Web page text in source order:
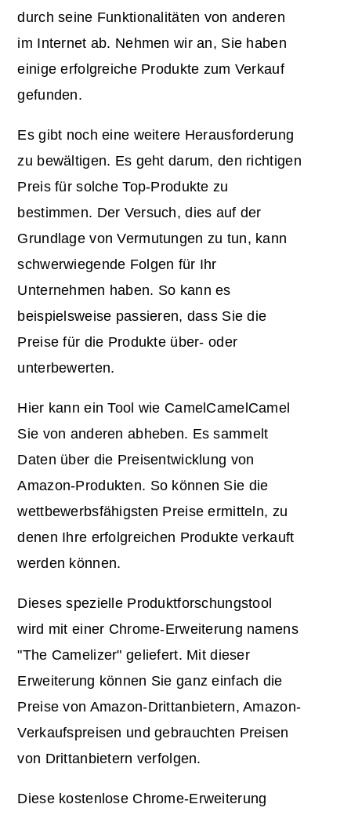
durch seine Funktionalitäten von anderen
im Internet ab. Nehmen wir an, Sie haben
einige erfolgreiche Produkte zum Verkauf
gefunden.
Es gibt noch eine weitere Herausforderung
zu bewältigen. Es geht darum, den richtigen
Preis für solcheTop-Produkte zu
bestimmen. Der Versuch, dies auf der
Grundlage von Vermutungen zu tun, kann
schwerwiegende Folgen für Ihr
Unternehmen haben. So kann es
beispielsweise passieren, dass Sie die
Preise für die Produkte über- oder
unterbewerten.
Hier kann ein Tool wie CamelCamelCamel
Sie von anderen abheben. Essammelt
Daten über die Preisentwicklung von
Amazon-Produkten. So können Sie die
wettbewerbsfähigsten Preise ermitteln, zu
denen Ihre erfolgreichen Produkteverkauft
werden können.
Dieses spezielle Produktforschungstool
wird mit einer Chrome-Erweiterung namens
"The Camelizer" geliefert. Mit dieser
Erweiterung können Sie ganz einfach die
Preise von Amazon-Drittanbietern, Amazon-
Verkaufspreisen und gebrauchten Preisen
von Drittanbietern verfolgen.
Diese kostenlose Chrome-Erweiterung